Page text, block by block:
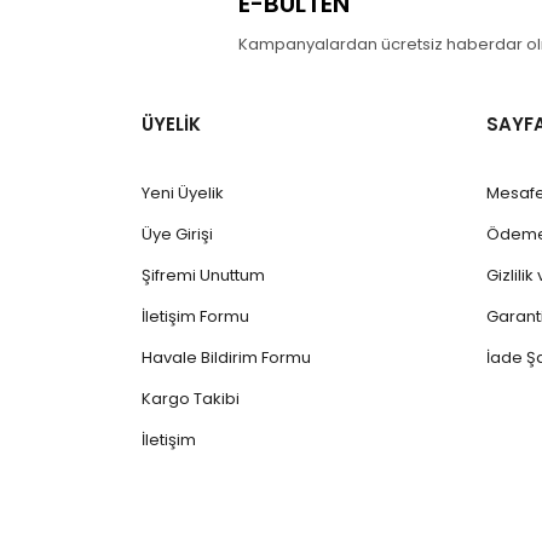
Kampanyalardan ücretsiz haberdar
ÜYELİK
Yeni Üyelik
Üye Girişi
Şifremi Unuttum
İletişim Formu
Havale Bildirim Formu
Kargo Takibi
İletişim
Gizlilik
İade